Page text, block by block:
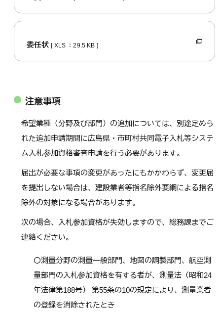
委任状[ XLS ：29.5 KB ]
注意事項
希望業種（分野及び部門）の追加については、別途定めら
れた追加申請期間に広島県・市町村共同電子入札等システ
ム入札参加資格審査申請を行う必要があります。
届出が必要な事項の変更があったにもかかわらず、変更届
を提出しない場合は、建設業者等指名除外要綱による指名
除外の対象になる場合があります。
次の場合、入札参加資格が失効しますので、総務課までご
連絡ください。
〇測量分野の測量一般部門、地図の調製部門、航空測
量部門の入札参加資格を有する者が、測量法（昭和24
年法律第188号） 第55条の10の規定により、測量業者
の登録を消除されたとき